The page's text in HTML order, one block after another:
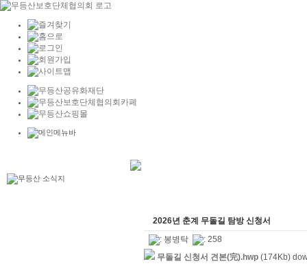
2026년 춘계 무돌길 탐방 신청서
: 봉병탁
: 258
무돌길 신청서 견본(完).hwp (174Kb)